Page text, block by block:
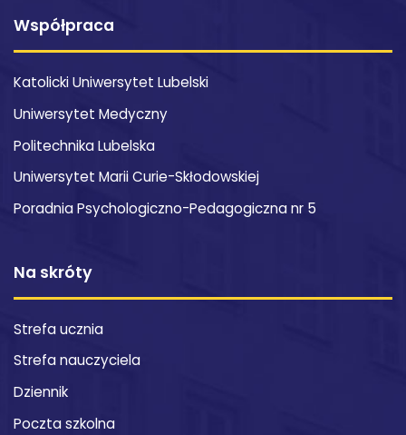
Współpraca
Katolicki Uniwersytet Lubelski
Uniwersytet Medyczny
Politechnika Lubelska
Uniwersytet Marii Curie-Skłodowskiej
Poradnia Psychologiczno-Pedagogiczna nr 5
Na skróty
Strefa ucznia
Strefa nauczyciela
Dziennik
Poczta szkolna